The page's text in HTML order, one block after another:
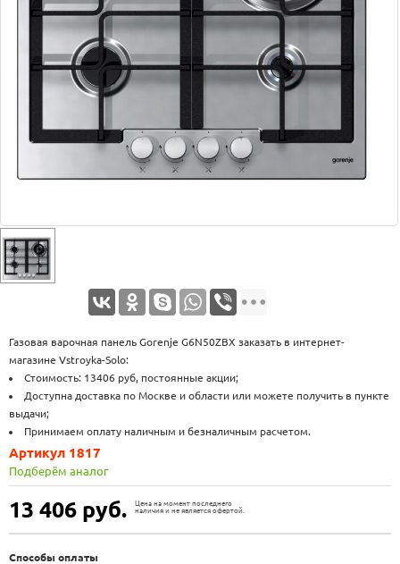
Оплата
Доставка
Возврат
обмен
Газовая варочная панель Gorenje G6N50ZBX заказать в интернет-
магазине Vstroyka-Solo:
Стоимость: 13406 руб, постоянные акции;
Доступна доставка по Москве и области или можете получить в пункте
выдачи;
Принимаем оплату наличным и безналичным расчетом.
13 406 руб.
Цена на момент последнего
наличия и не является офертой.
Артикул 1817
Подберём аналог
Способы оплаты